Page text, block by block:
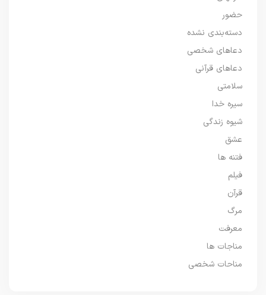
حضور
دسته‌بندی نشده
دعاهای شخصی
دعاهای قرآنی
سلامتی
سیره خدا
شیوه زندگی
عشق
فتنه ها
فیلم
قرآن
مرگ
معرفت
مناجات ها
مناحات شخصی